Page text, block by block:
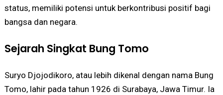
status, memiliki potensi untuk berkontribusi positif bagi
bangsa dan negara.
Sejarah Singkat Bung Tomo
Suryo Djojodikoro, atau lebih dikenal dengan nama Bung
Tomo, lahir pada tahun 1926 di Surabaya, Jawa Timur. Ia